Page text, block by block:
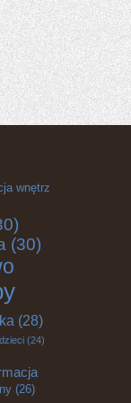
wnętrz
(30)
(28)
dzieci (24)
(26)